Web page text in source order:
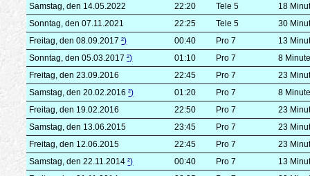
Samstag, den 14.05.2022
22:20 Tele 5
18
Sonntag, den 07.11.2021
22:25 Tele 5
30
Freitag, den 08.09.2017²) 00:40 Pro 7
13
Sonntag, den 05.03.2017²) 01:10 Pro 7
8
Freitag, den 23.09.2016
22:45 Pro 7
23
Samstag, den 20.02.2016²) 01:20 Pro 7
8
Freitag, den 19.02.2016
22:50 Pro 7
23
Samstag, den 13.06.2015
23:45 Pro 7
23
Freitag, den 12.06.2015
22:45 Pro 7
23
Samstag, den 22.11.2014²) 00:40 Pro 7
13